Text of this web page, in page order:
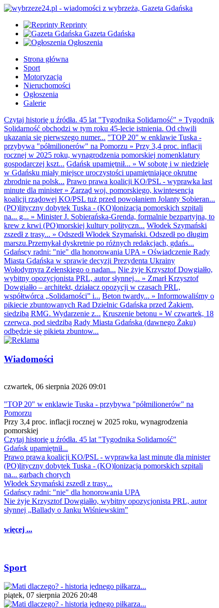
Reprinty
Gazeta Gdańska
Ogłoszenia
Strona główna
Sport
Motoryzacja
Nieruchomości
Ogłoszenia
Galerie
Czytaj historię u źródła. 45 lat "Tygodnika Solidarność" » Tygodnik
Solidarność obchodzi w tym roku 45-lecie istnienia. Od chwili
ukazania się pierwszego numer... "TOP 20" w enklawie Tuska -
przybywa "półmilionerów" na Pomorzu » Przy 3,4 proc. inflacji
rocznej w 2025 roku, wynagrodzenia pomorskiej nomenklatury
gospodarczej kszt... Gdańsk upamiętnił... » W sobotę i w niedzielę
w Gdańsku miały miejsce uroczystości upamiętniające okrutne
zbrodnie na polsk... Prawo prawa koalicji KO/PSL - wyprawka last
minute dla minister» Zarząd woj. pomorskiego, kwintesencja
koalicji rządowej KO/PSL tuż przed powołaniem Jolanty Sobieran...
(PO)lityczny dobytek Tuska - (KO)lonizacja pomorskich szpitali
na... g... » Minister J. Sobierańska-Grenda, formalnie bezpartyjna, to
krew z krwi (PO)morskiej kultury polityczn... Włodek Szymański
zszedł z trasy... » Odszedł Włodek Szymański. Odszedł po długim
marszu.Przemykał dyskretnie po różnych redakcjach, gdańs...
Gdańscy radni: "nie" dla honorowania UPA » Oświadczenie Rady
Miasta Gdańska w sprawie decyzji Prezydenta Ukrainy
Wołodymyra Zełenskiego o nadan... Nie żyje Krzysztof Dowgiałło,
wybitny opozycjonista PRL, autor słynnej... » Zmarł Krzysztof
Dowgiałło – architekt, działacz opozycji w czasach PRL,
współtwórca „Solidarności” i... Beton twardy... » Informowaliśmy o
pikiecie zbuntowanych Rad Dzielnic Gdańska przed Żakiem,
siedzibą RMG. Wydarzenie z... Kruszenie betonu » W czwartek, 18
czerwca, pod siedzibą Rady Miasta Gdańska (dawnego Żaku)
odbędzie się pikieta zbuntow...
Wiadomości
czwartek, 06 sierpnia 2026 09:01
"TOP 20" w enklawie Tuska - przybywa "półmilionerów" na
Pomorzu
Przy 3,4 proc. inflacji rocznej w 2025 roku, wynagrodzenia
pomorskiej
Czytaj historię u źródła. 45 lat "Tygodnika Solidarność"
Gdańsk upamiętnił...
Prawo prawa koalicji KO/PSL - wyprawka last minute dla minister
(PO)lityczny dobytek Tuska - (KO)lonizacja pomorskich szpitali
na... garbach chorych
Włodek Szymański zszedł z trasy...
Gdańscy radni: "nie" dla honorowania UPA
Nie żyje Krzysztof Dowgiałło, wybitny opozycjonista PRL, autor
słynnej „Ballady o Janku Wiśniewskim”
więcej ...
Sport
piątek, 07 sierpnia 2026 20:48